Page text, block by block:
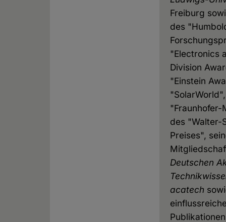
Freiburg
des
"Electronics
Division
"Einstein
"Fraunhofer-
des "Walter-
Preises",
Deutschen
acatech